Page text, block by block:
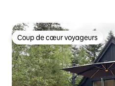
Coup de cœur voyageurs
Coup de cœur voyageurs